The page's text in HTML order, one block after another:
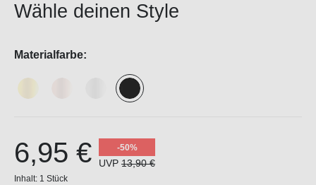
Wähle deinen Style
Materialfarbe:
6,95 € -50%
UVP 13,90 €
Inhalt: 1 Stück